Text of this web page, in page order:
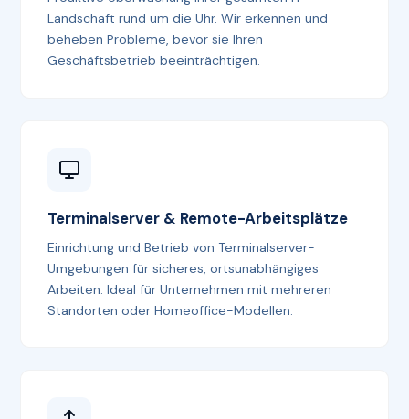
Landschaft rund um die Uhr. Wir erkennen und
beheben Probleme, bevor sie Ihren
Geschäftsbetrieb beeinträchtigen.
Terminalserver & Remote-Arbeitsplätze
Einrichtung und Betrieb von Terminalserver-
Umgebungen für sicheres, ortsunabhängiges
Arbeiten. Ideal für Unternehmen mit mehreren
Standorten oder Homeoffice-Modellen.